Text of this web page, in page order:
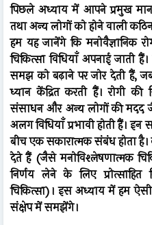
पिछले अध्याय में आपने प्रमुख
तथा अन्य लोगों को होने वाली
हम यह जानेंगे कि मनोवैज्ञानिक
चिकित्सा विधियाँ अपनाई जाती
समझ को बढ़ाने पर जोर देती हैं,
ध्यान केंद्रित करती हैं। रोगी
संसाधन और अन्य लोगों की
अलग विधियाँ प्रभावी होती हैं।
बीच एक सकारात्मक संबंध होता
देते हैं (जैसे मनोविश्लेषणात्मक
निर्णय लेने के लिए प्रोत्साहित
चिकित्सा)। इस अध्याय में हम ऐसी
संक्षेप में समझेंगे।